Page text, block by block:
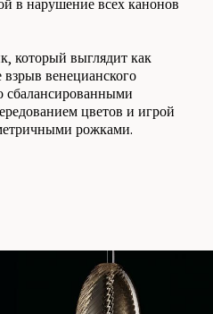
в нарушение всех канонов
который выглядит как
венецианского
сбалансированными
цветов и игрой
рожками.